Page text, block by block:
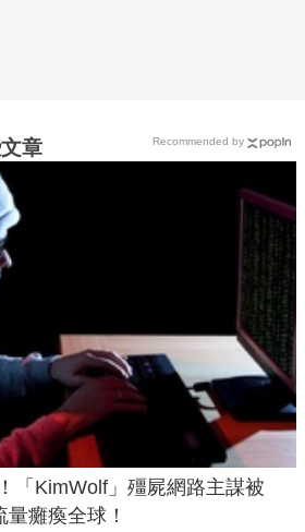
章
「KimWolf」殭屍網路主謀被
癱瘓全球！
Recommended by